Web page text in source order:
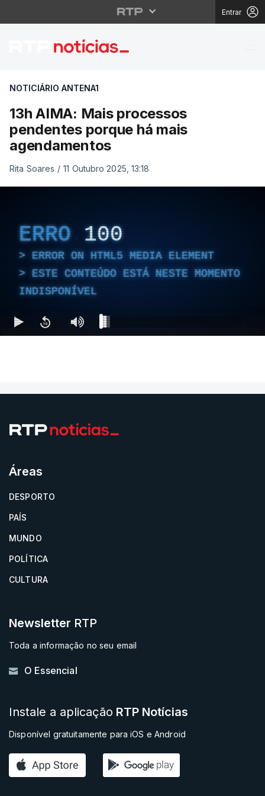
Entrar
13h AIMA: Mais
NOTICIÁRIO ANTENA1
13h AIMA: Mais processos
pendentes porque há mais
agendamentos
Rita Soares / 11 Outubro 2025, 13:18
ERRO 100
ERROR ON HTML5 MEDIA ELEMENT
ESTE CONTEÚDO ESTÁ NESTE MOMENTO
INDISPONÍVEL
Áreas
DESPORTO
PAÍS
MUNDO
POLÍTICA
CULTURA
Newsletter RTP
Toda a informação no seu email
O Essencial
Instale a aplicação RTP Notícias
Disponível gratuitamente para iOS e Android